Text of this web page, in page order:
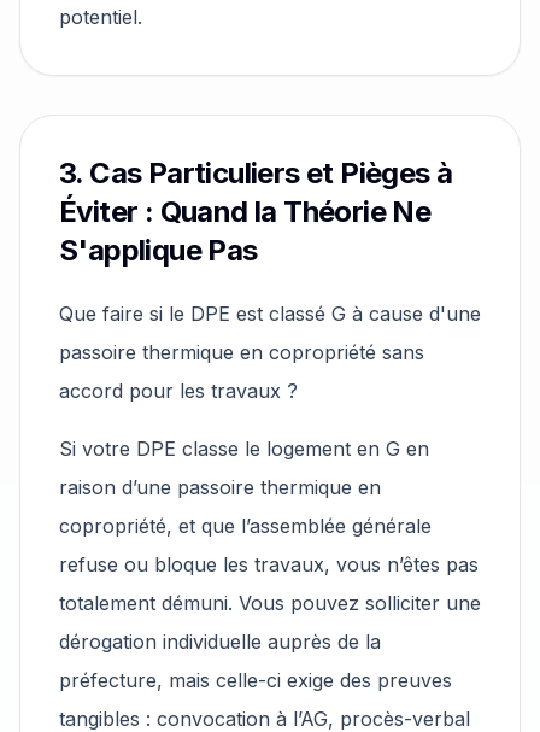
potentiel.
3. Cas Particuliers et Pièges à
Éviter : Quand la Théorie Ne
S'applique Pas
Que faire si le DPE est classé G à cause d'une
passoire thermique en copropriété sans
accord pour les travaux ?
Si votre DPE classe le logement en G en
raison d’une passoire thermique en
copropriété, et que l’assemblée générale
refuse ou bloque les travaux, vous n’êtes pas
totalement démuni. Vous pouvez solliciter une
dérogation individuelle auprès de la
préfecture, mais celle-ci exige des preuves
tangibles : convocation à l’AG, procès-verbal